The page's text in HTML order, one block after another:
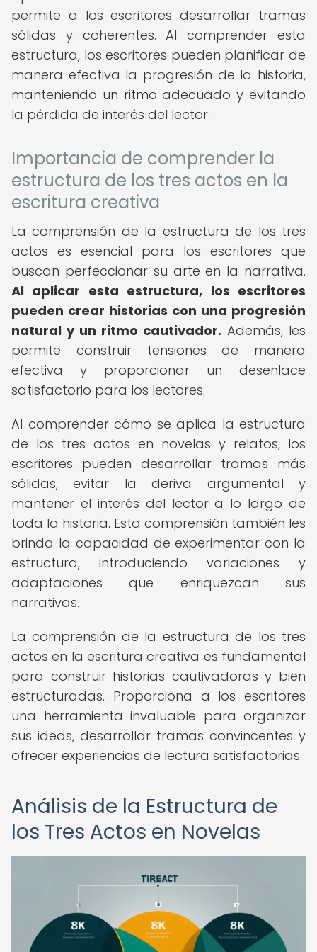
permite a los escritores desarrollar tramas
sólidas y coherentes. Al comprender esta
estructura, los escritores pueden planificar de
manera efectiva la progresión de la historia,
manteniendo un ritmo adecuado y evitando
la pérdida de interés del lector.
Importancia de comprender la
estructura de los tres actos en la
escritura creativa
La comprensión de la estructura de los tres
actos es esencial para los escritores que
buscan perfeccionar su arte en la narrativa.
Al aplicar esta estructura, los escritores
pueden crear historias con una progresión
natural y un ritmo cautivador. Además, les
permite construir tensiones de manera
efectiva y proporcionar un desenlace
satisfactorio para los lectores.
Al comprender cómo se aplica la estructura
de los tres actos en novelas y relatos, los
escritores pueden desarrollar tramas más
sólidas, evitar la deriva argumental y
mantener el interés del lector a lo largo de
toda la historia. Esta comprensión también les
brinda la capacidad de experimentar con la
estructura, introduciendo variaciones y
adaptaciones que enriquezcan sus
narrativas.
La comprensión de la estructura de los tres
actos en la escritura creativa es fundamental
para construir historias cautivadoras y bien
estructuradas. Proporciona a los escritores
una herramienta invaluable para organizar
sus ideas, desarrollar tramas convincentes y
ofrecer experiencias de lectura satisfactorias.
Análisis de la Estructura de
los Tres Actos en Novelas